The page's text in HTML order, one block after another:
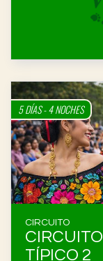
5 DÍAS - 4 NOCHES
CIRCUITO
CIRCUITO
TÍPICO 2